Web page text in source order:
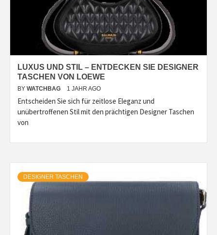
LUXUS UND STIL – ENTDECKEN SIE DESIGNER
TASCHEN VON LOEWE
BY WATCHBAG 1 JAHR AGO
Entscheiden Sie sich für zeitlose Eleganz und
unübertroffenen Stil mit den prächtigen Designer Taschen
von
DESIGNER TASCHEN